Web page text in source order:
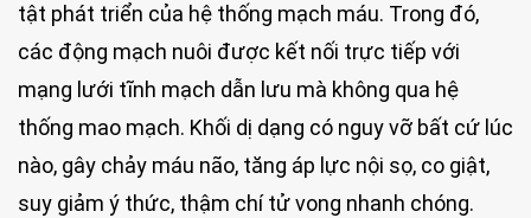
tật phát triển của hệ thống mạch máu. Trong đó,
các động mạch nuôi được kết nối trực tiếp với
mạng lưới tĩnh mạch dẫn lưu mà không qua hệ
thống mao mạch. Khối dị dạng có nguy vỡ bất cứ lúc
nào, gây chảy máu não, tăng áp lực nội sọ, co giật,
suy giảm ý thức, thậm chí tử vong nhanh chóng.